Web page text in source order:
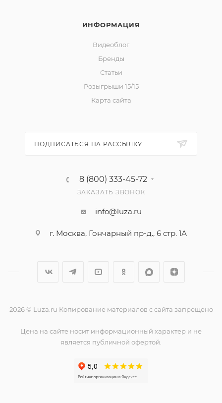
ИНФОРМАЦИЯ
Видеоблог
Бренды
Статьи
Розыгрыши 15/15
Карта сайта
ПОДПИСАТЬСЯ НА РАССЫЛКУ
8 (800) 333-45-72
ЗАКАЗАТЬ ЗВОНОК
info@luza.ru
г. Москва, Гончарный пр-д., 6 стр. 1А
2026 © Luza.ru Копирование материалов с сайта запрещено
Цена на сайте носит информационный характер и не
является публичной офертой.